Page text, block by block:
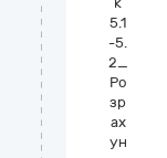
5.1
-5.
2_
Ро
зр
ах
ун